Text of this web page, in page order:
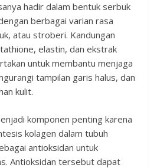
hadir dalam bentuk serbuk
berbagai varian rasa
atau stroberi. Kandungan
elastin, dan ekstrak
untuk membantu menjaga
tampilan garis halus, dan
kulit.
komponen penting karena
kolagen dalam tubuh
antioksidan untuk
Antioksidan tersebut dapat